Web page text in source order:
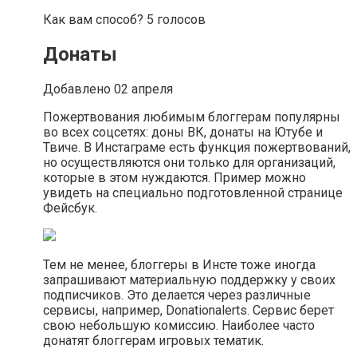
Как вам способ? 5 голосов
Донаты
Добавлено 02 апреля
Пожертвования любимым блоггерам популярны
во всех соцсетях: доны ВК, донаты на Ютубе и
Твиче. В Инстаграме есть функция пожертвований,
но осуществляются они только для организаций,
которые в этом нуждаются. Пример можно
увидеть на специально подготовленной странице
Фейсбук.
Тем не менее, блоггеры в Инсте тоже иногда
запрашивают материальную поддержку у своих
подписчиков. Это делается через различные
сервисы, например, Donationalerts. Сервис берет
свою небольшую комиссию. Наиболее часто
донатят блоггерам игровых тематик.